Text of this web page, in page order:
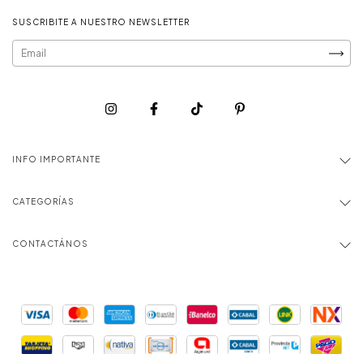
SUSCRIBITE A NUESTRO NEWSLETTER
INFO IMPORTANTE
CATEGORÍAS
CONTACTÁNOS